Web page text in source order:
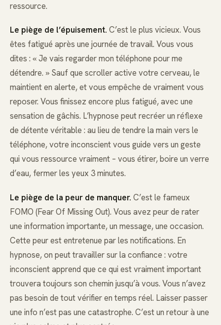
ressource.
Le piège de l’épuisement. C’est le plus vicieux. Vous
êtes fatigué après une journée de travail. Vous vous
dites : « Je vais regarder mon téléphone pour me
détendre. » Sauf que scroller active votre cerveau, le
maintient en alerte, et vous empêche de vraiment vous
reposer. Vous finissez encore plus fatigué, avec une
sensation de gâchis. L’hypnose peut recréer un réflexe
de détente véritable : au lieu de tendre la main vers le
téléphone, votre inconscient vous guide vers un geste
qui vous ressource vraiment – vous étirer, boire un verre
d’eau, fermer les yeux 3 minutes.
Le piège de la peur de manquer. C’est le fameux
FOMO (Fear Of Missing Out). Vous avez peur de rater
une information importante, un message, une occasion.
Cette peur est entretenue par les notifications. En
hypnose, on peut travailler sur la confiance : votre
inconscient apprend que ce qui est vraiment important
trouvera toujours son chemin jusqu’à vous. Vous n’avez
pas besoin de tout vérifier en temps réel. Laisser passer
une info n’est pas une catastrophe. C’est un retour à une